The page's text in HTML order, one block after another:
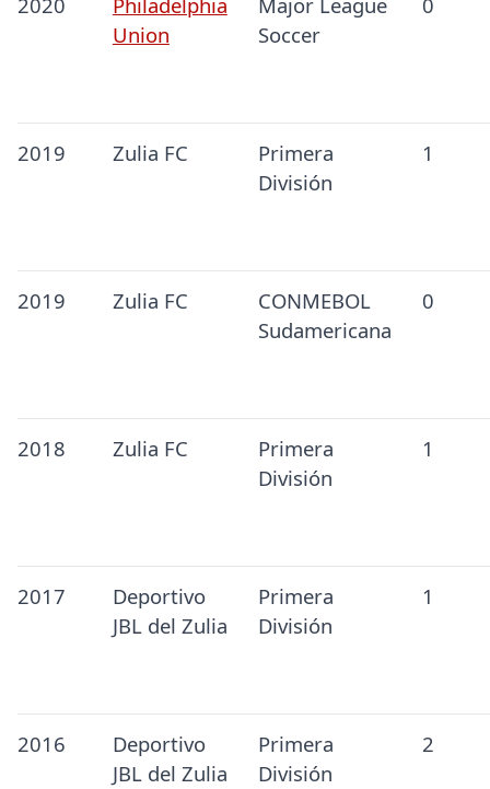
Union
Soccer
2019 Zulia FC
Primera
División
1
2019 Zulia FC
CONMEBOL
Sudamericana
0
2018 Zulia FC
Primera
División
1
2017
Deportivo
JBL del Zulia
Primera
División
1
2016
Deportivo
JBL del Zulia
Primera
División
2